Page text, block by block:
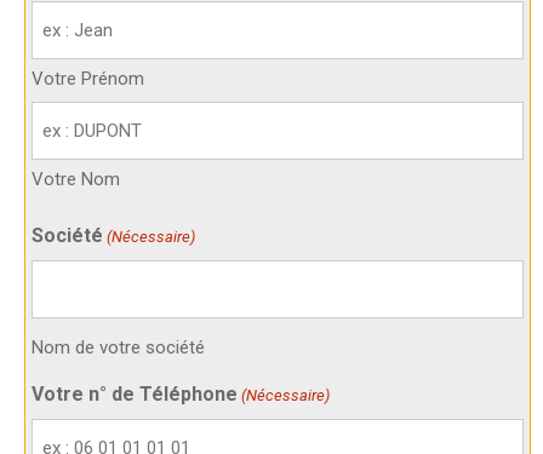
identité
(Nécessaire)
Votre Prénom
Votre Nom
Société (Nécessaire)
Nom de votre société
Votre n° de Téléphone (Nécessaire)